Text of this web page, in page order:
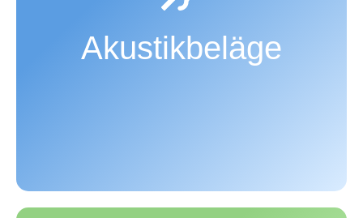
Akustikbeläge
Untergründe (Mauerwerk, Holz, etc.) im Innen- und
eine deutliche Schallentkopplung und bieten einen
idealen Untergrund für Putz und anschließendes